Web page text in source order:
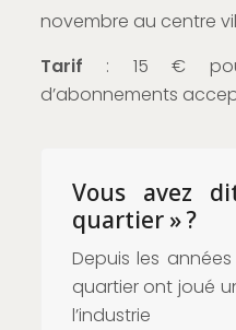
novembre au centre
Tarif : 15 €
d’abonnements
Vous avez
quartier » ?
Depuis les
quartier ont joué
l’industrie